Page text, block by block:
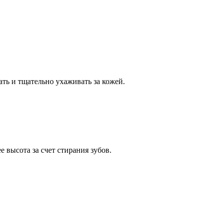
и тщательно ухаживать за кожей.
за счет стирания зубов.